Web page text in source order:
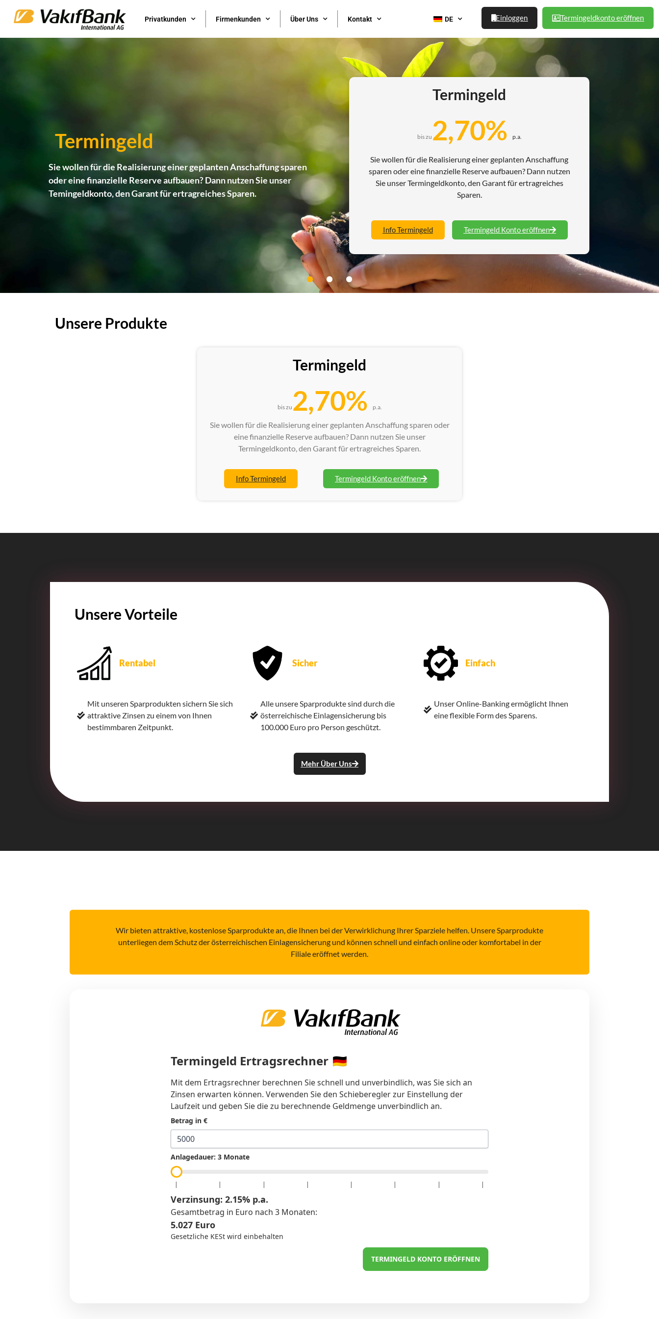
Privatkunden Firmenkunden Über Uns Kontakt DE Einloggen Termingeldkonto eröffnen
Termingeld
Sie wollen für die Realisierung einer geplanten Anschaffung sparen
oder eine finanzielle Reserve aufbauen? Dann nutzen Sie unser
Temingeldkonto, den Garant für ertragreiches Sparen.
Termingeld
bis zu 2,70% p.a.
Sie wollen für die Realisierung einer geplanten Anschaffung
sparen oder eine finanzielle Reserve aufbauen? Dann nutzen
Sie unser Termingeldkonto, den Garant für ertragreiches
Sparen.
Info Termingeld Termingeld Konto eröffnen
Unsere Produkte
Termingeld
bis zu 2,70% p.a.
Sie wollen für die Realisierung einer geplanten Anschaffung sparen oder
eine finanzielle Reserve aufbauen? Dann nutzen Sie unser
Termingeldkonto, den Garant für ertragreiches Sparen.
Info Termingeld Termingeld Konto eröffnen
Unsere Vorteile
Rentabel
Mit unseren Sparprodukten sichern Sie sich
attraktive Zinsen zu einem von Ihnen
bestimmbaren Zeitpunkt.
Sicher
Alle unsere Sparprodukte sind durch die
österreichische Einlagensicherung bis
100.000 Euro pro Person geschützt.
Einfach
Unser Online-Banking ermöglicht Ihnen
eine flexible Form des Sparens.
Mehr Über Uns
Wir bieten attraktive, kostenlose Sparprodukte an, die Ihnen bei der Verwirklichung Ihrer Sparziele helfen. Unsere Sparprodukte
unterliegen dem Schutz der österreichischen Einlagensicherung und können schnell und einfach online oder komfortabel in der
Filiale eröffnet werden.